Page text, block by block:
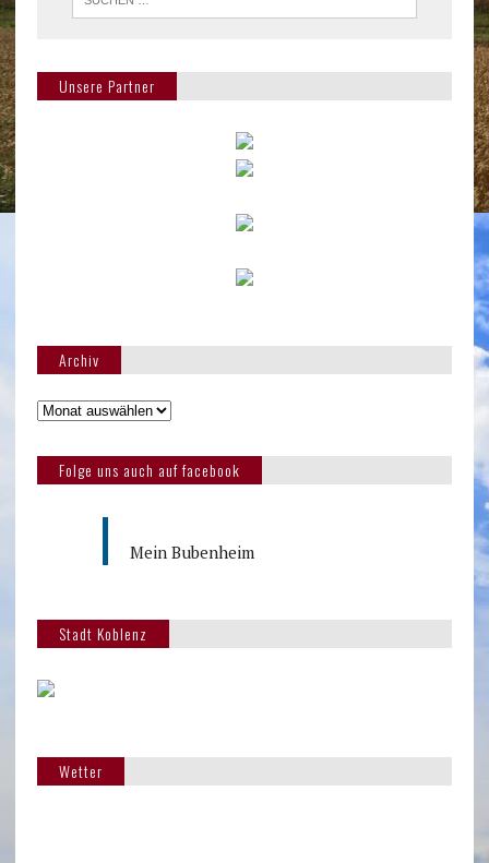
Unsere Partner
Archiv
Folge uns auch auf facebook
Mein Bubenheim
Stadt Koblenz
Wetter